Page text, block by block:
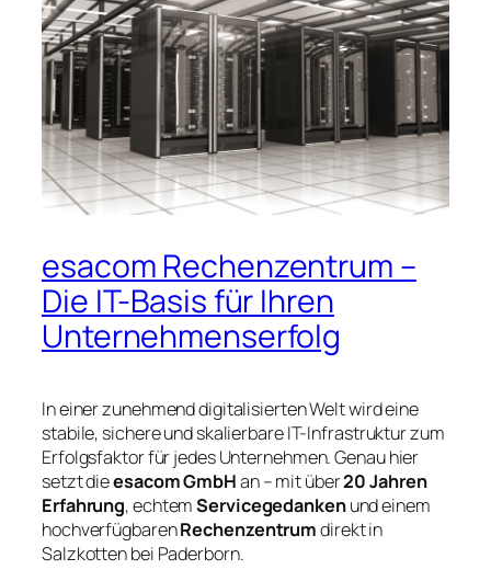
esacom Rechenzentrum –
Die IT-Basis für Ihren
Unternehmenserfolg
In einer zunehmend digitalisierten Welt wird eine
stabile, sichere und skalierbare IT-Infrastruktur zum
Erfolgsfaktor für jedes Unternehmen. Genau hier
setzt dieesacom GmbHan – mit über20 Jahren
Erfahrung, echtemServicegedankenund einem
hochverfügbarenRechenzentrumdirekt in
Salzkotten bei Paderborn.